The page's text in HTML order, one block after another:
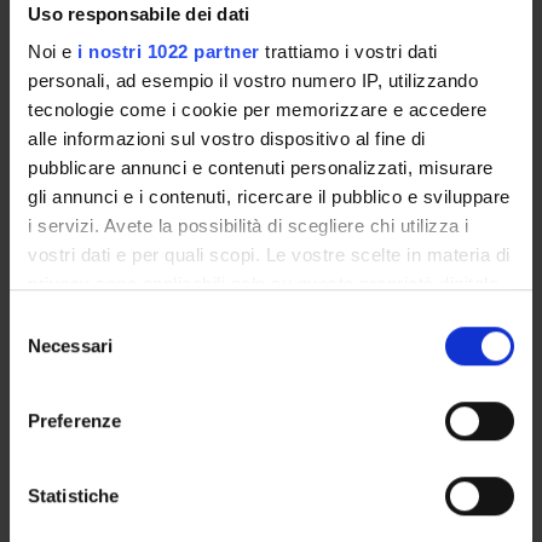
Uso responsabile dei dati
Noi e i nostri 1022 partner trattiamo i vostri dati
personali, ad esempio il vostro numero IP, utilizzando
tecnologie come i cookie per memorizzare e accedere
alle informazioni sul vostro dispositivo al fine di
pubblicare annunci e contenuti personalizzati, misurare
gli annunci e i contenuti, ricercare il pubblico e sviluppare
i servizi. Avete la possibilità di scegliere chi utilizza i
vostri dati e per quali scopi. Le vostre scelte in materia di
modificare o revocare il proprio consenso in qualsiasi
momento dalla Dichiarazione sui cookie o facendo clic
raccogliere informazioni sulla tua posizione
geografica, con un'approssimazione di qualche
delNecessari
Preferenze
Statistiche
bourdieusiana. I suoi interessi di ricerca includono la
formazione degli insegnanti, la sociologia dell'educazione,
l'identità docente, l'istruzione superiore, l'institutional
habitus e la valutazione del curriculum. Il seminario sarà
condotto in lingua inglese con possibilità di traduzione
simultanea in italiano. Sarà prevista anche una
partecipazione da remoto al seguente
link:https://univr.zoom.us/j/86052780728
TITLE FORMAT (LANGUAGE, SIZE, PUBLICATION DATE)
Programme Director